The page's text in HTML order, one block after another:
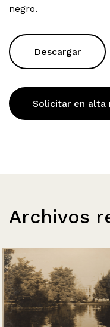
negro.
Descargar
Solicitar en alta
Archivos